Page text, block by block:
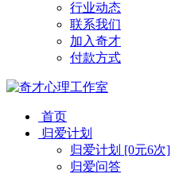
行业动态
联系我们
加入奇才
付款方式
首页
归爱计划
归爱计划 [0元6次]
归爱问答